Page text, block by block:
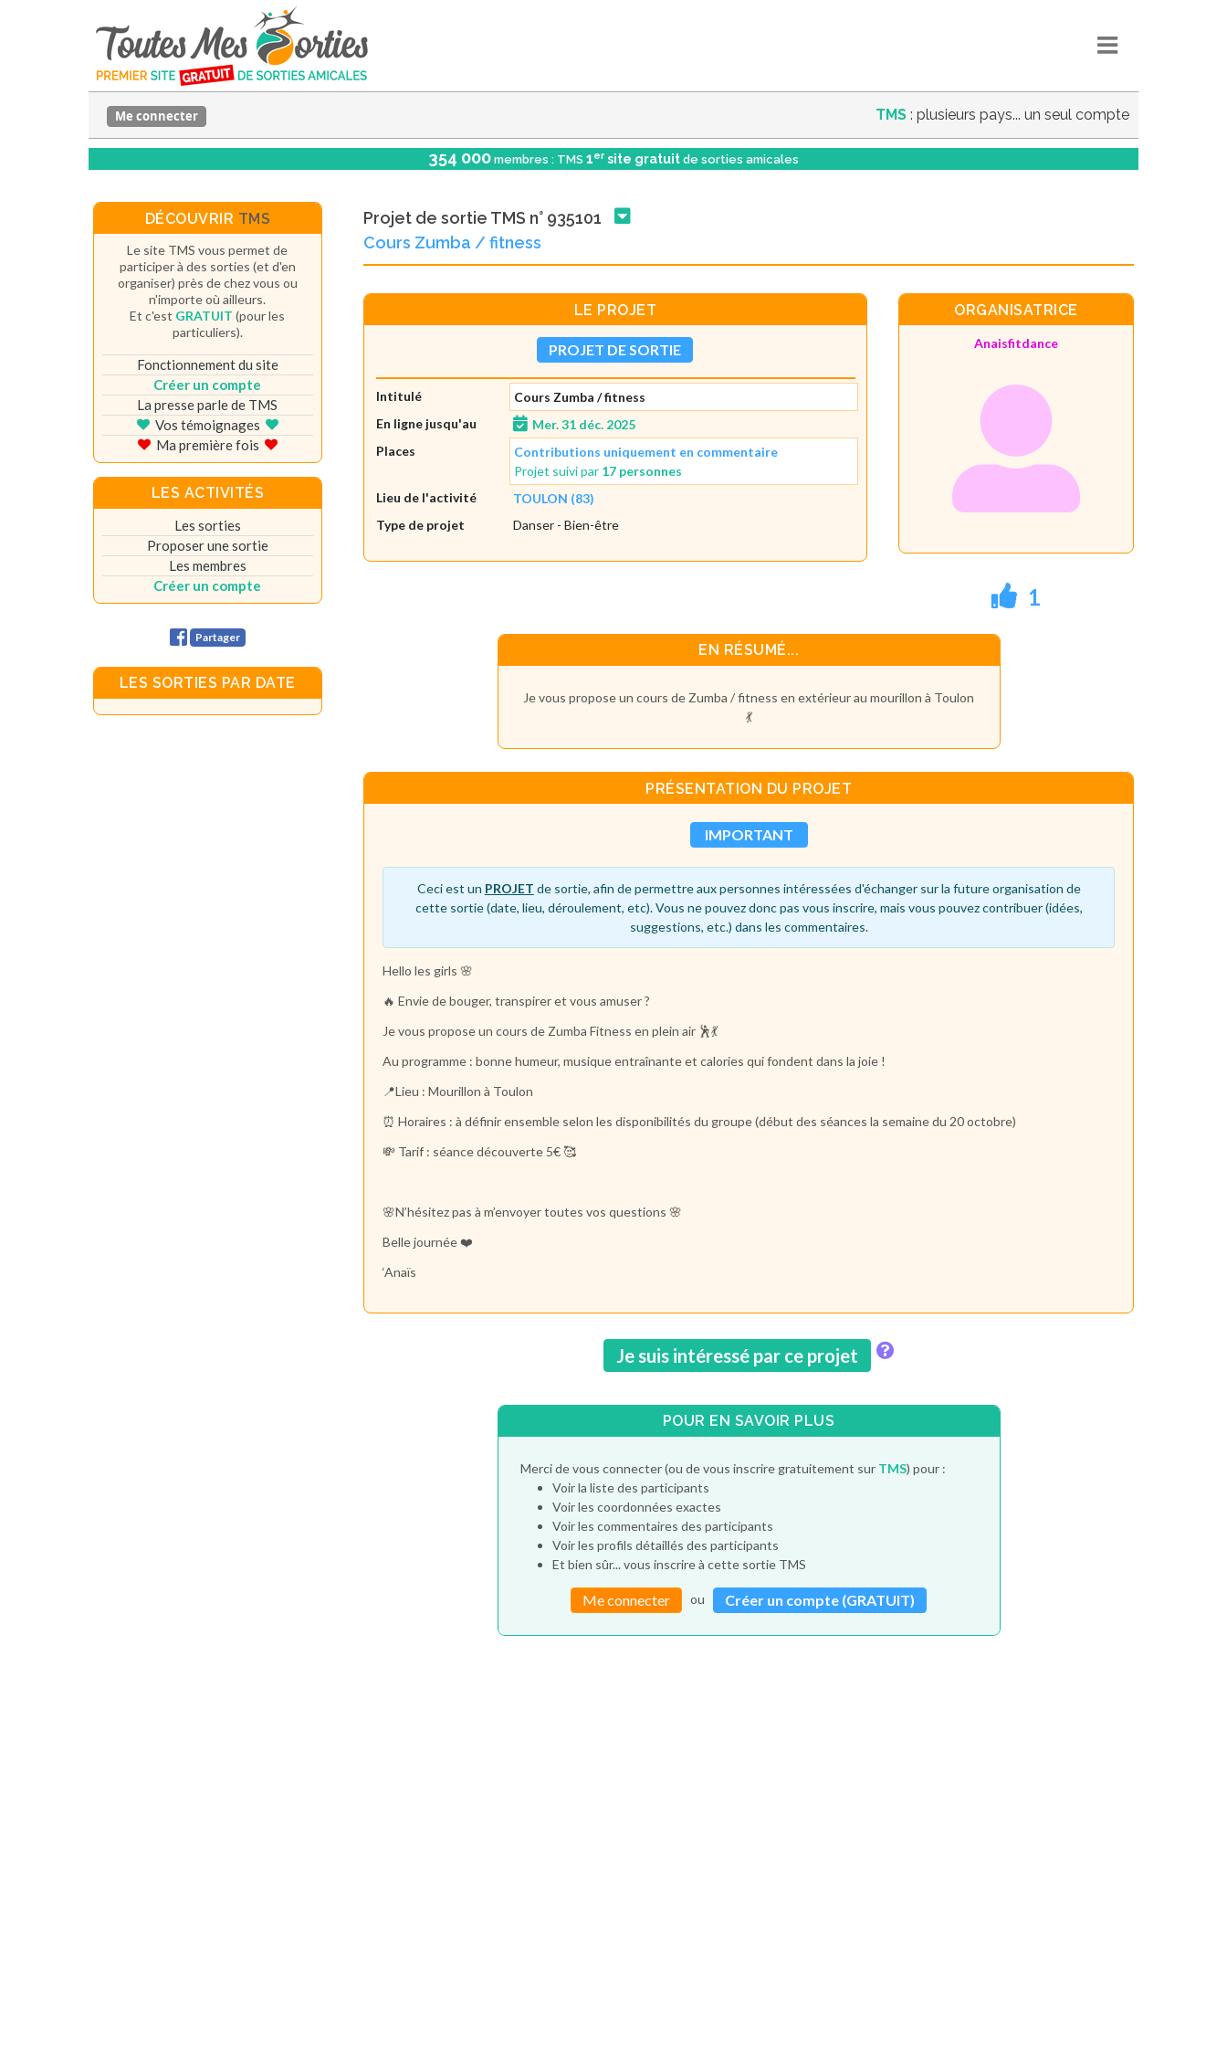
TMS : plusieurs pays... un seul compte
Me connecter
354 000 membres : TMS 1er site gratuit de sorties amicales
Projet de sortie TMS n° 935101
Cours Zumba / fitness
LE PROJET
PROJET DE SORTIE
Intitulé
Cours Zumba / fitness
En ligne jusqu'au
Mer. 31 déc. 2025
Places
Contributions uniquement en commentaire
Projet suivi par 17 personnes
Lieu de l'activité
TOULON (83)
Type de projet
Danser - Bien-être
ORGANISATRICE
Anaisfitdance
1
EN RÉSUMÉ...
Je vous propose un cours de Zumba / fitness en extérieur au mourillon à Toulon
💃
PRÉSENTATION DU PROJET
IMPORTANT
Ceci est un PROJET de sortie, afin de permettre aux personnes intéressées d'échanger sur la future organisation de
cette sortie (date, lieu, déroulement, etc). Vous ne pouvez donc pas vous inscrire, mais vous pouvez contribuer (idées,
suggestions, etc.) dans les commentaires.
Hello les girls 🌸
🔥 Envie de bouger, transpirer et vous amuser ?
Jevous propose un cours de Zumba Fitness en plein air 🕺💃
Au programme : bonne humeur, musique entraînante et calories qui fondent dans la joie !
📍Lieu : Mourillon à Toulon
⏰ Horaires : à définir ensemble selon les disponibilités du groupe (début des séances la semaine du 20 octobre)
💸 Tarif : séance découverte 5€ 🥰
🌸N’hésitez pas à m’envoyer toutes vos questions 🌸
Belle journée ❤️
‘Anaïs
Je suis intéressé par ce projet
POUR EN SAVOIR PLUS
Merci de vous connecter (ou de vous inscrire gratuitement sur TMS) pour :
Voir la liste des participants
Voir les coordonnées exactes
Voir les commentaires des participants
Voir les profils détaillés des participants
Et bien sûr... vous inscrire à cette sortie TMS
Me connecter ou Créer un compte (GRATUIT)
DÉCOUVRIR TMS
Le site TMS vous permet de
participer à des sorties (et d'en
organiser) près de chez vous ou
n'importe où ailleurs.
Et c'est GRATUIT (pour les
particuliers).
Fonctionnement du site
Créer un compte
La presse parle de TMS
Vos témoignages
Ma première fois
LES ACTIVITÉS
Les sorties
Proposer une sortie
Les membres
Créer un compte
Partager
LES SORTIES PAR DATE